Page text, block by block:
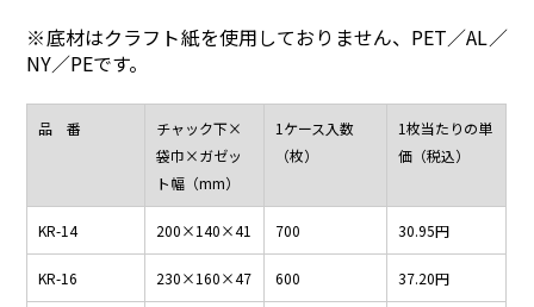
※底材はクラフト紙を使用しておりません、PET／AL／
NY／PEです。
品 番
チャック下×
袋巾×ガゼッ
ト幅（mm）
1ケース入数
（枚）
1枚当たりの単
価（税込）
KR-14 200×140×41 700 30.95円
KR-16 230×160×47 600 37.20円